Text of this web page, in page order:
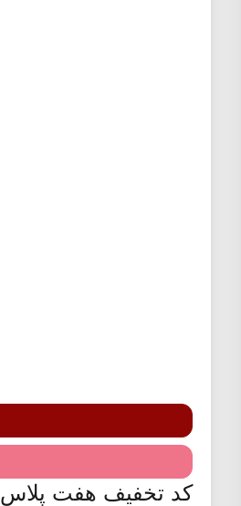
کد تخفیف هفت پلاس